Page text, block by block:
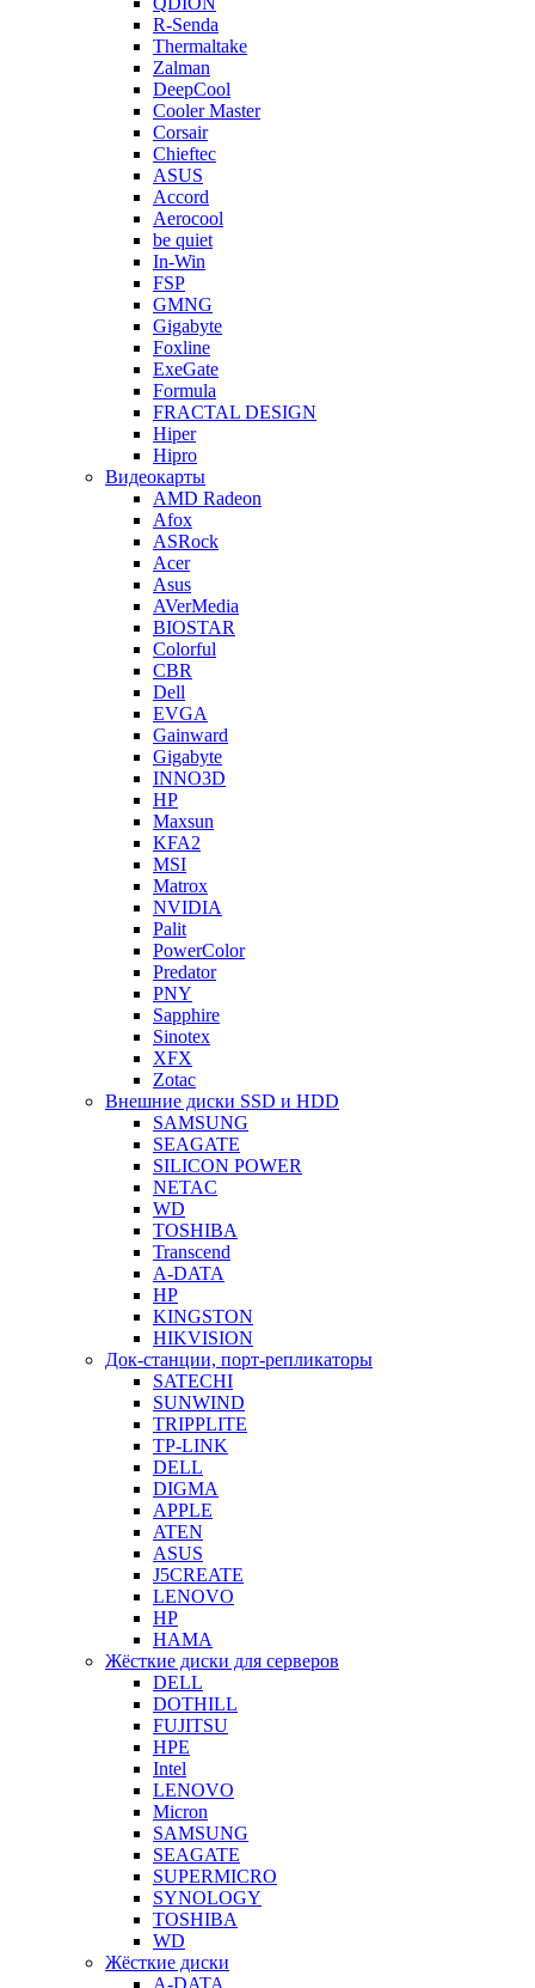
R-Senda
Thermaltake
Zalman
DeepCool
Cooler Master
Corsair
Chieftec
ASUS
Accord
Aerocool
be quiet
In-Win
FSP
GMNG
Gigabyte
Foxline
ExeGate
Formula
FRACTAL DESIGN
Hiper
Hipro
Видеокарты
AMD Radeon
Afox
ASRock
Acer
Asus
AVerMedia
BIOSTAR
Colorful
CBR
Dell
EVGA
Gainward
Gigabyte
INNO3D
HP
Maxsun
KFA2
MSI
Matrox
NVIDIA
Palit
PowerColor
Predator
PNY
Sapphire
Sinotex
XFX
Zotac
Внешние диски SSD и HDD
SAMSUNG
SEAGATE
SILICON POWER
NETAC
WD
TOSHIBA
Transcend
A-DATA
HP
KINGSTON
HIKVISION
Док-станции, порт-репликаторы
SATECHI
SUNWIND
TRIPPLITE
TP-LINK
DELL
DIGMA
APPLE
ATEN
ASUS
J5CREATE
LENOVO
HP
HAMA
Жёсткие диски для серверов
DELL
DOTHILL
FUJITSU
HPE
Intel
LENOVO
Micron
SAMSUNG
SEAGATE
SUPERMICRO
SYNOLOGY
TOSHIBA
WD
Жёсткие диски